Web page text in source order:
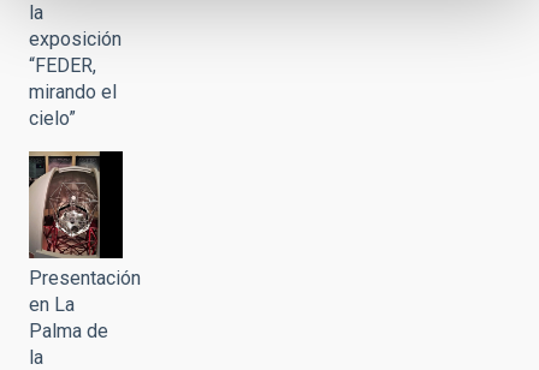
la
exposición
“FEDER,
mirando el
cielo”
Presentación
en La
Palma de
la